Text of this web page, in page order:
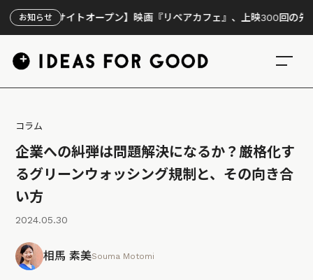
お知らせ
サイトオープン】映画『リペアカフェ』、上映300回の先で見えて
コラム
企業への糾弾は問題解決になるか？厳格化す
るグリーンウォッシング規制と、その向き合
い方
2024.05.30
相馬 素美Souma Motomi